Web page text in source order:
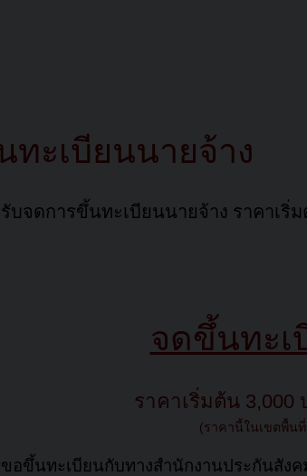
ทะเบียนนายจ้าง
จดการขึ้นทะเบียนนายจ้าง ราคาเริ่
จดขึ้นทะเ
ราคาเริ่มต้น 3,000
(ราคานี้ในเขตพื้นที่
อขึ้นทะเบียนกับทางสำนักงานประกันสังค